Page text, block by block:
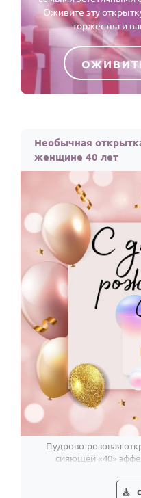
Оживите эту
торжества и
Необычная
женщине 40 лет
Пудрово-розовая
сияющей «40»